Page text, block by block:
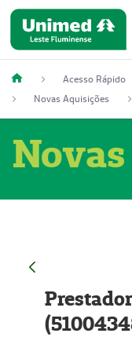
Acesso Rápido
Novas Aquisições